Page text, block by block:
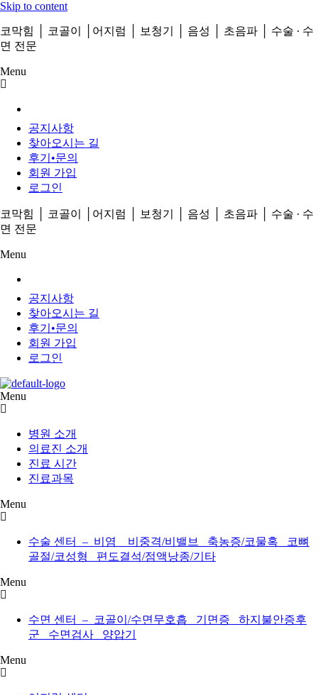
Skip to content
코막힘 코골이 어지럼 보청기 음성 초음파 수술 ∙ 수
면 전문
Menu
공지사항
찾아오시는 길
후기•문의
회원 가입
로그인
코막힘 코골이 어지럼 보청기 음성 초음파 수술 ∙ 수
면 전문
Menu
공지사항
찾아오시는 길
후기•문의
회원 가입
로그인
Menu
병원 소개
의료진 소개
진료 시간
진료과목
Menu
수술 센터 – 비염 비중격/비밸브 축농증/코물혹 코뼈
골절/코성형 편도결석/점액낭종/기타
Menu
수면 센터 – 코골이/수면무호흡 기면증 하지불안증후
군 수면검사 양압기
Menu